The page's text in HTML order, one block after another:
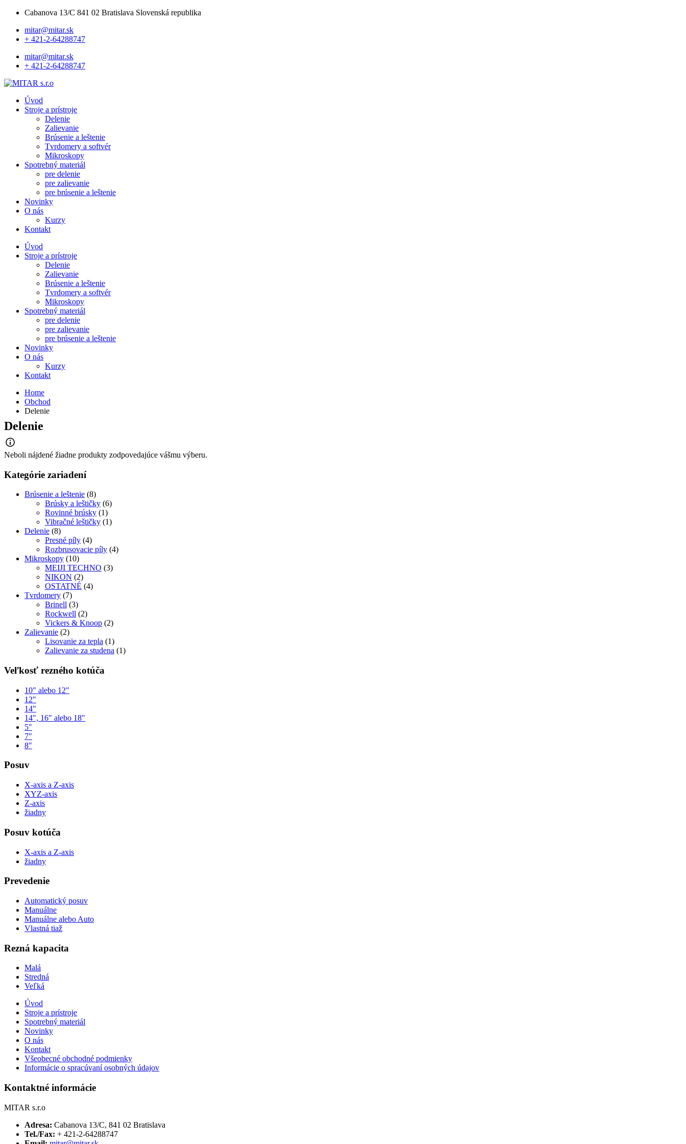
Cabanova 13/C 841 02 Bratislava Slovenská republika
mitar@mitar.sk
+ 421-2-64288747
mitar@mitar.sk
+ 421-2-64288747
Úvod
Stroje a prístroje
Delenie
Zalievanie
Brúsenie a leštenie
Tvrdomery a softvér
Mikroskopy
Spotrebný materiál
pre delenie
pre zalievanie
pre brúsenie a leštenie
Novinky
O nás
Kurzy
Kontakt
Úvod
Stroje a prístroje
Delenie
Zalievanie
Brúsenie a leštenie
Tvrdomery a softvér
Mikroskopy
Spotrebný materiál
pre delenie
pre zalievanie
pre brúsenie a leštenie
Novinky
O nás
Kurzy
Kontakt
Home
Obchod
Delenie
Delenie
Neboli nájdené žiadne produkty zodpovedajúce vášmu výberu.
Kategórie zariadení
Brúsenie a leštenie (8)
Brúsky a leštičky (6)
Rovinné brúsky (1)
Vibračné leštičky (1)
Delenie (8)
Presné píly (4)
Rozbrusovacie píly (4)
Mikroskopy (10)
MEIJI TECHNO (3)
NIKON (2)
OSTATNÉ (4)
Tvrdomery (7)
Brinell (3)
Rockwell (2)
Vickers & Knoop (2)
Zalievanie (2)
Lisovanie za tepla (1)
Zalievanie za studena (1)
Veľkosť rezného kotúča
10" alebo 12"
12"
14"
14", 16" alebo 18"
5"
7"
8"
Posuv
X-axis a Z-axis
XYZ-axis
Z-axis
žiadny
Posuv kotúča
X-axis a Z-axis
žiadny
Prevedenie
Automatický posuv
Manuálne
Manuálne alebo Auto
Vlastná tiaž
Rezná kapacita
Malá
Stredná
Veľká
Úvod
Stroje a prístroje
Spotrebný materiál
Novinky
O nás
Kontakt
Všeobecné obchodné podmienky
Informácie o spracúvaní osobných údajov
Kontaktné informácie
MITAR s.r.o
Adresa: Cabanova 13/C, 841 02 Bratislava
Tel./Fax: + 421-2-64288747